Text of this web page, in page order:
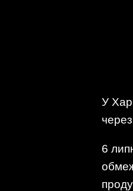
У
6